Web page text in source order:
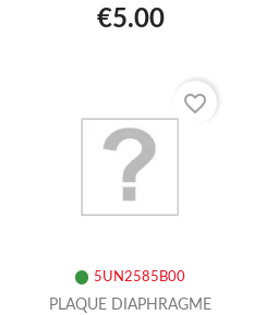
€5.00
5UN2585B00
PLAQUE DIAPHRAGME
favorite_border